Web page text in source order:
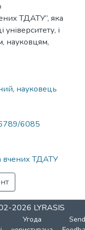
ТДАТУ”, яка
університету, і
науковцям,
, науковець
6085
вчених ТДАТУ
2026 LYRASIS
Угода
Send